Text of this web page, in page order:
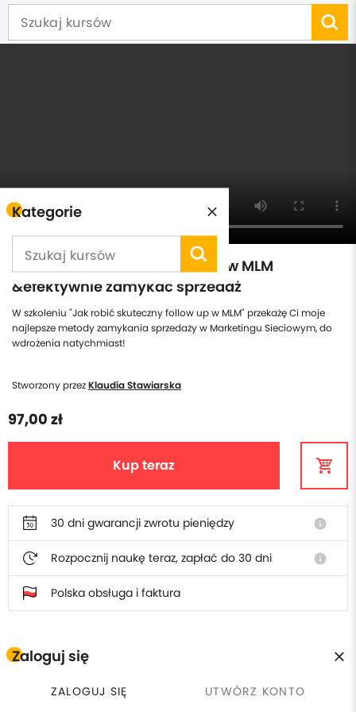
Kategorie
Zaloguj się
ZALOGUJ SIĘ UTWÓRZ KONTO
Jak robić skuteczny follow up w MLM
&efektywnie zamykać sprzedaż
W szkoleniu "Jak robić skuteczny follow up w MLM" przekażę Ci moje
najlepsze metody zamykania sprzedaży w Marketingu Sieciowym, do
wdrożenia natychmiast!
Stworzony przezKlaudia Stawiarska
97,00 zł
Kup teraz
30 dni gwarancji zwrotu pieniędzy info
Rozpocznij naukę teraz, zapłać do 30 dni info
Polska obsługa i faktura
W cenie szkolenia otrzymasz